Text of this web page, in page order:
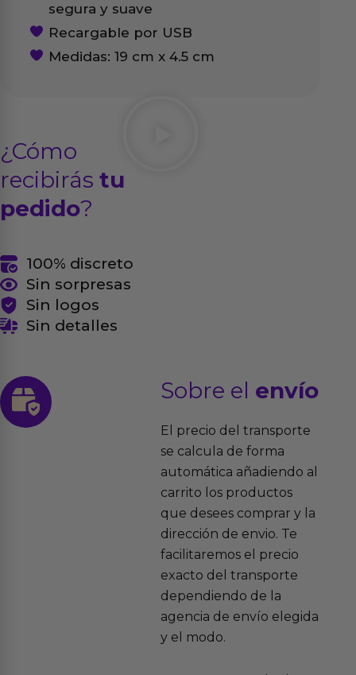
segura y suave
Recargable por USB
Medidas: 19 cm x 4.5 cm
¿Cómo
recibirás tu
pedido?
100% discreto
Sin sorpresas
Sin logos
Sin detalles
Sobre el envío
El precio del transporte
se calcula de forma
automática añadiendo al
carrito los productos
que desees comprar y la
dirección de envio. Te
facilitaremos el precio
exacto del transporte
dependiendo de la
agencia de envío elegida
y el modo.